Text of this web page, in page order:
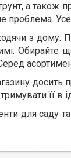
а також
проблема.
з дому.
Обирайте
її в
для саду